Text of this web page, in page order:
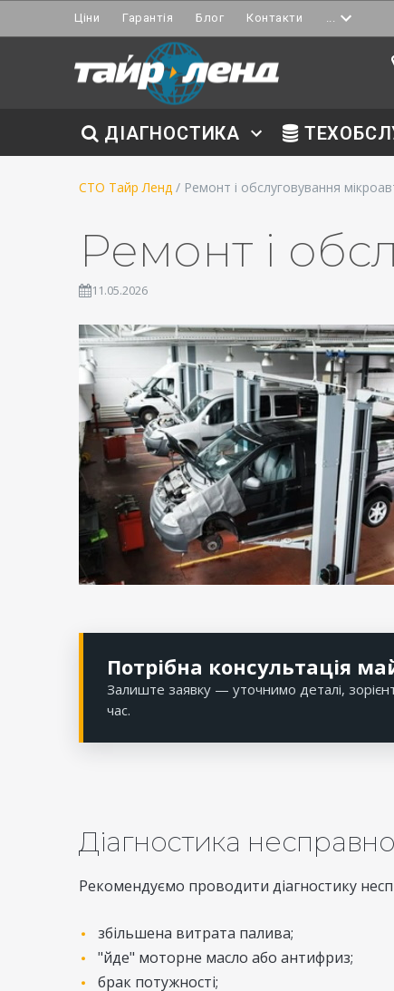
Ціни Гарантія Блог Контакти ...
ДІАГНОСТИКА
СТО Тайр Ленд / Ремонт і обслуговування
Ремонт і
11.05.2026
Потрібна консультація
Залиште заявку — уточнимо деталі,
час.
Діагностика
Рекомендуємо проводити діагностику
збільшена витрата палива;
"йде" моторне масло або антифриз;
брак потужності;